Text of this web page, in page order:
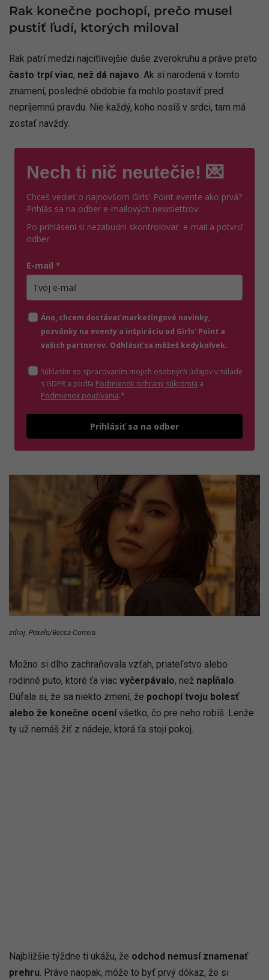
Rak konečne pochopí, prečo musel
pustiť ľudí, ktorých miloval
Rak patrí medzi najcitlivejšie duše zverokruhu a práve preto
často trpí viac, než dá najavo. Ak si narodená v tomto
znamení, posledné obdobie ťa mohlo postaviť pred
nepríjemnú pravdu. Nie každý, koho nosíš v srdci, tam má
zostať navždy.
Nech ti nič neutečie! 💌
Chceš vedieť o najnovšom Girls' Point evente ako prvá?
Prihlás sa na odber e-mailových newslettrov.
Po prihlásení si nezabudni skontrolovať e-mail a potvrď
odber.
E-mail *
Áno, chcem dostávať marketingové novinky,
pozvánky na eventy a inšpiráciu od Girls' Point a
vašich partnerov. Odhlásiť sa môžeš kedykoľvek.
Súhlasím so spracovaním mojich osobných údajov v súlade
s GDPR a podľa Podmienok ochrany súkromia (otvorí sa v novom
a
Podmienok používania(otvorí sa v novom okne)
.*
Prihlásiť sa na odber
zdroj: Pexels/Becca Correia
Možno si dlho zachraňovala vzťah, priateľstvo alebo
rodinné puto, ktoré ťa viac vyčerpávalo, než napĺňalo.
Dúfala si, že sa niekto zmení, že pochopí tvoju bolesť
alebo že konečne ocenívšetko, čo pre neho robíš. Lenže
ty už nemáš žiť z nádeje, ktorá ťa stojí pokoj.
Najbližšie týždne ti ukážu, že odchod nemusí znamenať
prehru. Práve naopak, môže to byť prvý dôkaz, že si